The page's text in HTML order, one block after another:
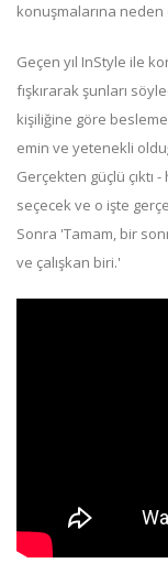
konuşmalarına
Geçen yıl InStyle ile
fışkırarak şunları
kişiliğine göre
emin ve yetenekli
Gerçekten güçlü çıktı
seçecek ve o işte
Sonra 'Tamam, bir
ve çalışkan biri.'